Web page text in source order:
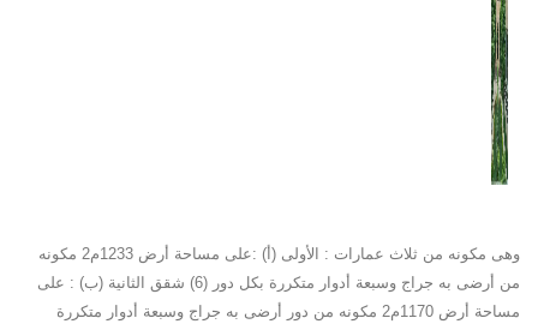
وهى مكونه من ثلاث عمارات : الأولى (أ) :على مساحة أرض 1233م2 مكونه
من أرضى به جراج وسبعة أدوار متكررة بكل دور (6) شقق الثانية (ب) : على
مساحة أرض 1170م2 مكونه من دور أرضى به جراج وسبعة أدوار متكررة